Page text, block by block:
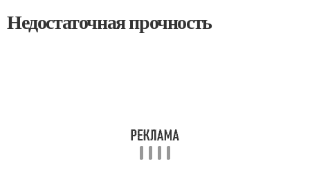
Недостаточная прочность